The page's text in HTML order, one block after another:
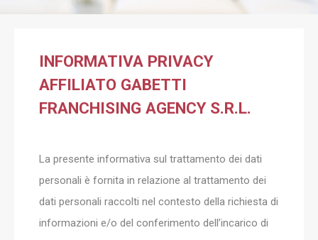
INFORMATIVA PRIVACY
AFFILIATO GABETTI
FRANCHISING AGENCY S.R.L.
La presente informativa sul trattamento dei dati
personali è fornita in relazione al trattamento dei
dati personali raccolti nel contesto della richiesta di
informazioni e/o del conferimento dell’incarico di